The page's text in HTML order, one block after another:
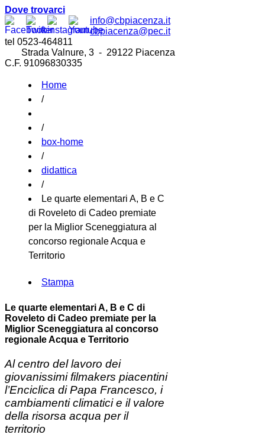
Dove trovarci
info@cbpiacenza.it
cbpiacenza@pec.it
tel 0523-464811
Strada Valnure, 3 - 29122 Piacenza
C.F. 91096830335
Home
/
/
box-home
/
didattica
/
Le quarte elementari A, B e C
di Roveleto di Cadeo premiate
per la Miglior Sceneggiatura al
concorso regionale Acqua e
Territorio
Stampa
Le quarte elementari A, B e C di
Roveleto di Cadeo premiate per la
Miglior Sceneggiatura al concorso
regionale Acqua e Territorio
Al centro del lavoro dei
giovanissimi filmakers piacentini
l’Enciclica di Papa Francesco, i
cambiamenti climatici e il valore
della risorsa acqua per il
territorio